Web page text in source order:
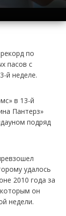
по
пасов с
й неделе.
в 13-й
Пантерз»
подряд
удалось
2010 года за
он
недели.